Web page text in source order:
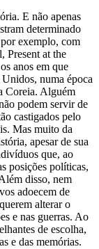
E não apenas
determinado
exemplo, com
Present at the
anos em que
numa época
Coreia. Alguém
podem servir de
castigados pelo
Mas muito da
apesar de sua
que, ao
posições políticas,
disso, nem
adoecem de
alterar o
e nas guerras. Ao
de escolha,
e das memórias.